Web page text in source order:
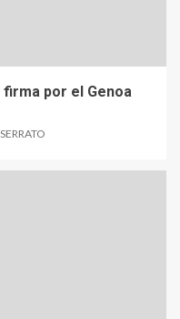
firma por el Genoa